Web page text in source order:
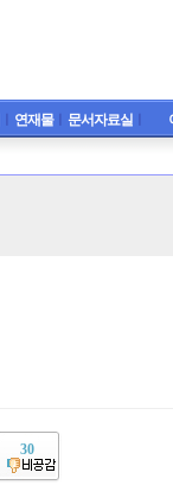
연재물ㅣ 문서자료실
30